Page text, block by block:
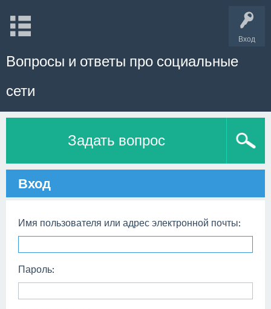
Вход
Вопросы и ответы про социальные
сети
Задать вопрос
Вход
Имя пользователя или адрес электронной почты:
Пароль: